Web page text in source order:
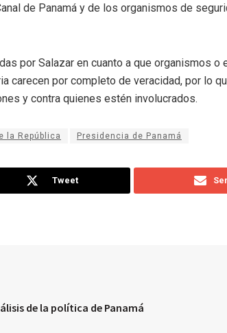
de Panamá y de los organismos de
por Salazar en cuanto a que organismos o
carecen por completo de veracidad, por lo
y contra quienes estén involucrados.
la República Presidencia de Panamá
Tweet
de la política de Panamá